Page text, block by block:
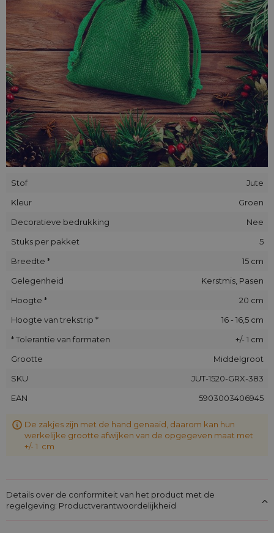
Stof
Jute
Kleur
Groen
Decoratieve bedrukking
Nee
Stuks per pakket
5
Breedte *
15 cm
Gelegenheid
Kerstmis, Pasen
Hoogte *
20 cm
Hoogte van trekstrip *
16 - 16,5 cm
* Tolerantie van formaten
+/- 1 cm
Grootte
Middelgroot
SKU
JUT-1520-GRX-383
EAN
5903003406945
De zakjes zijn met de hand genaaid, daarom kan hun
werkelijke grootte afwijken van de opgegeven maat met
+/- 1 cm
Details over de conformiteit van het product met de
regelgeving: Productverantwoordelijkheid